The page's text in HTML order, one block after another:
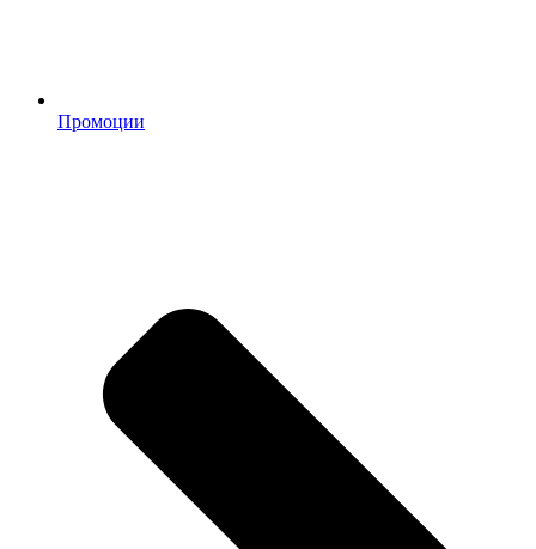
Промоции